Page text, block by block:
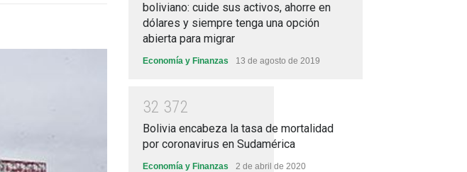
boliviano: cuide sus activos, ahorre en
dólares y siempre tenga una opción
abierta para migrar
Economía y Finanzas 13 de agosto de 2019
32 372
Bolivia encabeza la tasa de mortalidad
por coronavirus en Sudamérica
Economía y Finanzas 2 de abril de 2020